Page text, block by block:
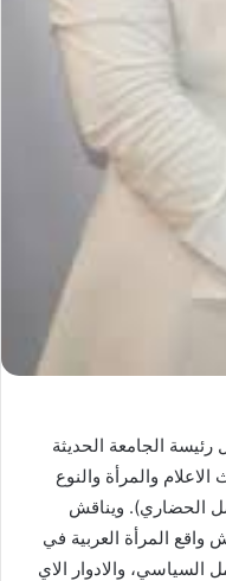
الجامعة الحديثة
والمرأة والنوع
الحضاري). ويناقش
واقع المرأة العربية في
السياسي، والادوار الاي